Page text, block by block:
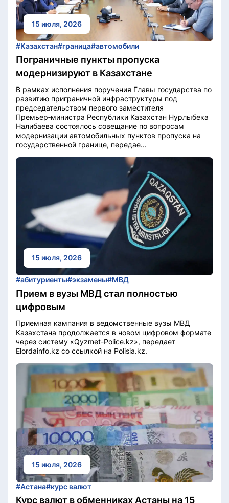
15 июля, 2026
#Казахстан#граница#автомобили
Пограничные пункты пропуска
модернизируют в Казахстане
В рамках исполнения поручения Главы государства по
развитию приграничной инфраструктуры под
председательством первого заместителя
Премьер‑министра Республики Казахстан Нурлыбека
Налибаева состоялось совещание по вопросам
модернизации автомобильных пунктов пропуска на
государственной границе, передае...
15 июля, 2026
#абитуриенты#экзамены#МВД
Прием в вузы МВД стал полностью
цифровым
Приемная кампания в ведомственные вузы МВД
Казахстана продолжается в новом цифровом формате
через систему «Qyzmet-Police.kz», передает
Elordainfo.kz со ссылкой на Polisia.kz.
15 июля, 2026
#Астана#курс валют
Курс валют в обменниках Астаны на 15